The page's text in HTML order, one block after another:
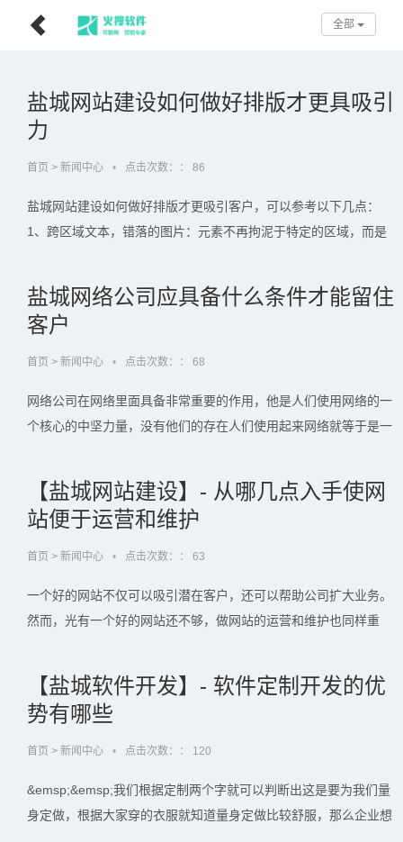
全部
盐城网站建设如何做好排版才更具吸引
力
首页 > 新闻中心 • 点击次数：： 86
盐城网站建设如何做好排版才更吸引客户，可以参考以下几点：
1、跨区域文本，错落的图片：元素不再拘泥于特定的区域，而是
据尽可能大的空间。3、侧边栏列…...
盐城网络公司应具备什么条件才能留住
客户
首页 > 新闻中心 • 点击次数：： 68
网络公司在网络里面具备非常重要的作用，他是人们使用网络的一
个核心的中坚力量，没有他们的存在人们使用起来网络就等于是一
有非常重要的作用，满足了…...
【盐城网站建设】- 从哪几点入手使网
站便于运营和维护
首页 > 新闻中心 • 点击次数：： 63
一个好的网站不仅可以吸引潜在客户，还可以帮助公司扩大业务。
然而，光有一个好的网站还不够，做网站的运营和维护也同样重
和维护，下面小编告诉你从哪几…...
【盐城软件开发】- 软件定制开发的优
势有哪些
首页 > 新闻中心 • 点击次数：： 120
&emsp;&emsp;我们根据定制两个字就可以判断出这是要为我们量
身定做，根据大家穿的衣服就知道量身定做比较舒服，那么企业想